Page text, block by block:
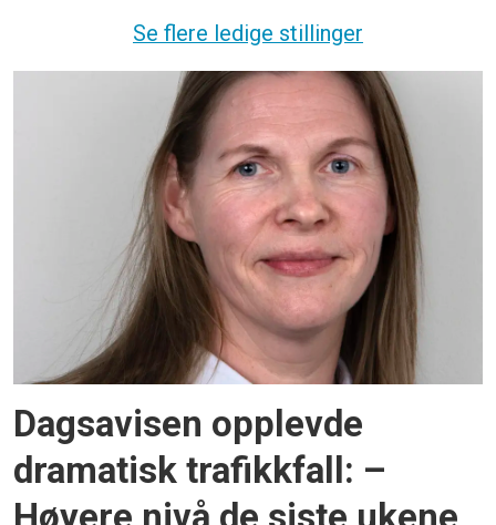
Se flere ledige stillinger
Dagsavisen opplevde
dramatisk trafikkfall: –